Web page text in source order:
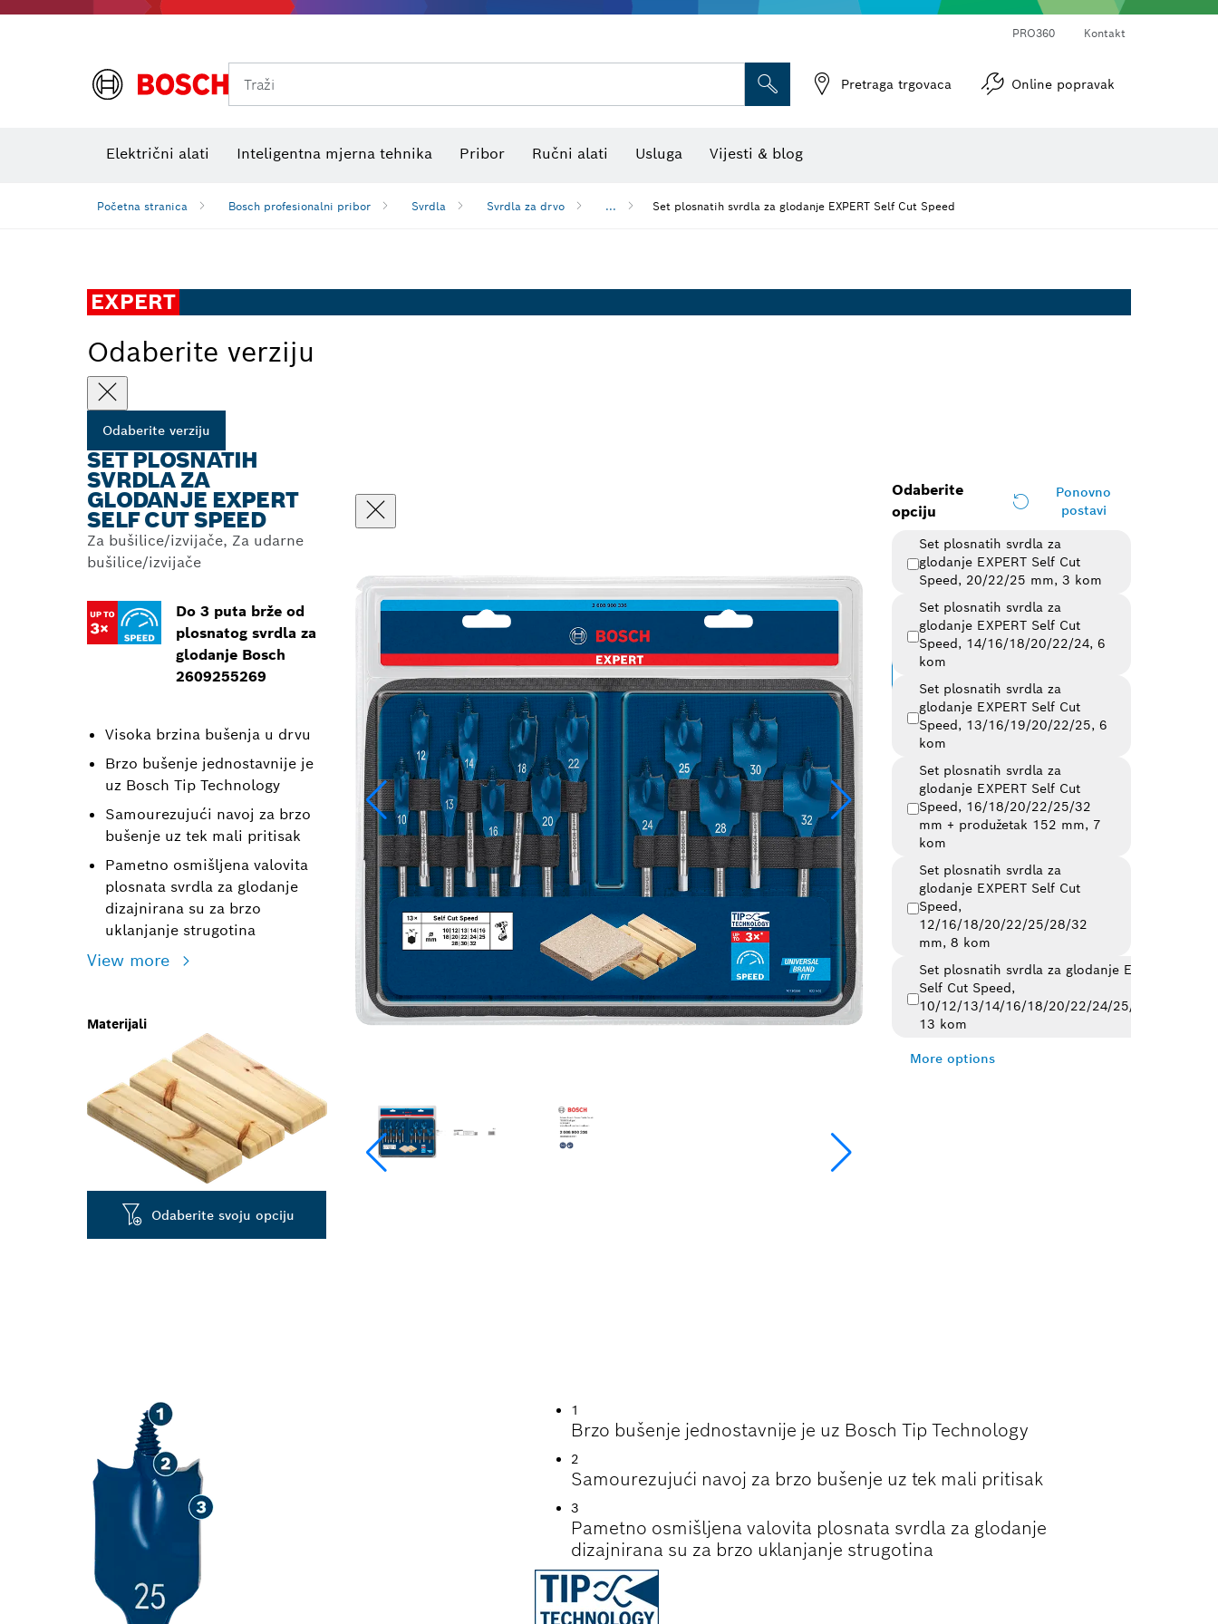
PRO360 Kontakt
Traži Pretraga trgovaca Online popravak
Električni alati Inteligentna mjerna tehnika Pribor Ručni alati Usluga Vijesti & blog
Početna stranica Bosch profesionalni pribor Svrdla Svrdla za drvo ... Set plosnatih svrdla za glodanje EXPERT Self Cut Speed
EXPERT
Odaberite verziju
Odaberite verziju
SET PLOSNATIH
SVRDLA ZA
GLODANJE EXPERT
SELF CUT SPEED
Za bušilice/izvijače, Za udarne
bušilice/izvijače
Do 3 puta brže od
plosnatog svrdla za
glodanje Bosch
2609255269
Visoka brzina bušenja u drvu
Brzo bušenje jednostavnije je
uz Bosch Tip Technology
Samourezujući navoj za brzo
bušenje uz tek mali pritisak
Pametno osmišljena valovita
plosnata svrdla za glodanje
dizajnirana su za brzo
uklanjanje strugotina
View more
Materijali
Odaberite svoju opciju
Odaberite
opciju
Ponovno
postavi
Set plosnatih svrdla za
glodanje EXPERT Self Cut
Speed, 20/22/25 mm, 3 kom
Set plosnatih svrdla za
glodanje EXPERT Self Cut
Speed, 14/16/18/20/22/24, 6
kom
Set plosnatih svrdla za
glodanje EXPERT Self Cut
Speed, 13/16/19/20/22/25, 6
kom
Set plosnatih svrdla za
glodanje EXPERT Self Cut
Speed, 16/18/20/22/25/32
mm + produžetak 152 mm, 7
kom
Set plosnatih svrdla za
glodanje EXPERT Self Cut
Speed,
12/16/18/20/22/25/28/32
mm, 8 kom
Set plosnatih svrdla za glodanje EXPERT
Self Cut Speed,
10/12/13/14/16/18/20/22/24/25/28/30/32,
13 kom
More options
Odabrana varijanta
Pregled verzija(6)
1
Brzo bušenje jednostavnije je uz Bosch Tip Technology
2
Samourezujući navoj za brzo bušenje uz tek mali pritisak
3
Pametno osmišljena valovita plosnata svrdla za glodanje
dizajnirana su za brzo uklanjanje strugotina